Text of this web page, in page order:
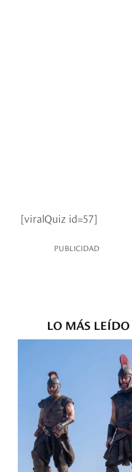
[viralQuiz id=57]
PUBLICIDAD
LO MÁS